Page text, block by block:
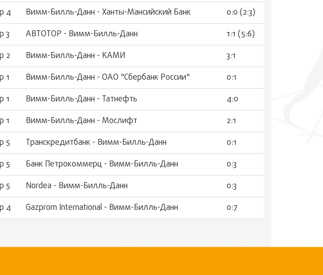
4 Вимм-Билль-Данн - Ханты-Мансийский Банк
0:0 (2:3)
3 АВТОТОР - Вимм-Билль-Данн
1:1 (5:6)
2 Вимм-Билль-Данн - КАМИ
3:1
1 Вимм-Билль-Данн - ОАО "Сбербанк России"
0:1
1 Вимм-Билль-Данн - Татнефть
4:0
1 Вимм-Билль-Данн - Мослифт
2:1
5 Транскредитбанк - Вимм-Билль-Данн
0:1
5 Банк Петрокоммерц - Вимм-Билль-Данн
0:3
5 Nordea - Вимм-Билль-Данн
0:3
4 Gazprom International - Вимм-Билль-Данн 0:7